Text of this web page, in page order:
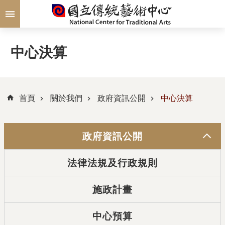
跳到主要內容區塊
中心決算
首頁 關於我們 政府資訊公開 中心決算
政府資訊公開
法律法規及行政規則
施政計畫
中心預算